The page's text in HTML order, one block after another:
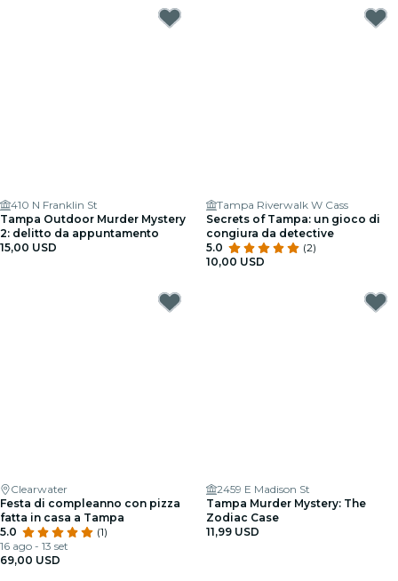
410 N Franklin St
Tampa Outdoor Murder Mystery
2: delitto da appuntamento
15,00 USD
Tampa Riverwalk W Cass
Secrets of Tampa: un gioco di
congiura da detective
5.0
(2)
10,00 USD
Clearwater
Festa di compleanno con pizza
fatta in casa a Tampa
5.0
(1)
16 ago - 13 set
69,00 USD
2459 E Madison St
Tampa Murder Mystery: The
Zodiac Case
11,99 USD